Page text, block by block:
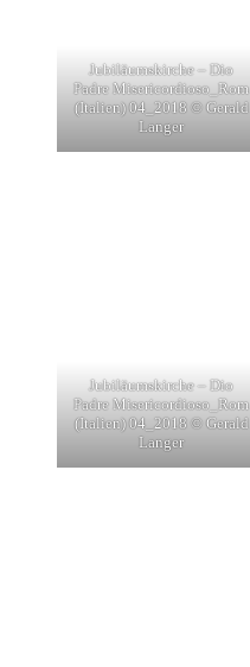
Jubiläumskirche – Dio
Padre Misericordioso_Rom
(Italien) 04_2018 © Gerald
Langer
Jubiläumskirche – Dio
Padre Misericordioso_Rom
(Italien) 04_2018 © Gerald
Langer